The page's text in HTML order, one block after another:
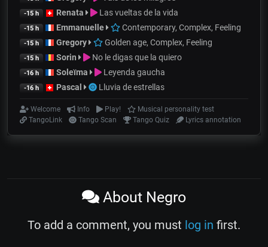
-15 h Renata Las vueltas de la vida
-15 h Emmanuelle Contemporary, Complex, Feeling
-15 h Gregory Golden age, Complex, Feeling
-15 h Sorin No le digas que la quiero
-16 h Soleïma Leyenda gaucha
-16 h Pascal Lluvia de estrellas
Welcome Info Play!
Musical personality test
TangoLink
Tango Scan Tango Quiz Lyrics annotation
About Negro
To add a comment, you must log in first.